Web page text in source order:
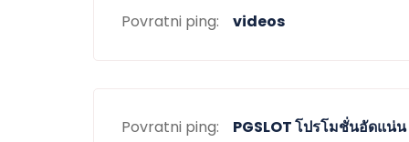
Povratni ping: videos
Povratni ping: PGSLOT โปรโมชั่นอัดแน่น